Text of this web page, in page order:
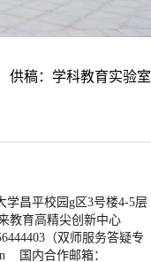
稿：学科教育实验室
昌平校园g区3号楼4-5层
教育高精尖创新中心
（双师服务答疑专
国内合作邮箱：